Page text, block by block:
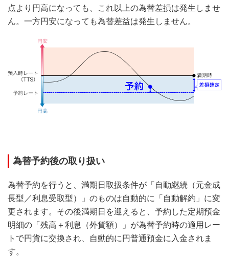
点より円高になっても、これ以上の為替差損は発生しませ
ん。一方円安になっても為替差益は発生しません。
為替予約後の取り扱い
為替予約を行うと、満期日取扱条件が「自動継続（元金成
長型／利息受取型）」のものは自動的に「自動解約」に変
更されます。その後満期日を迎えると、予約した定期預金
明細の「残高＋利息（外貨額）」が為替予約時の適用レー
トで円貨に交換され、自動的に円普通預金に入金されま
す。